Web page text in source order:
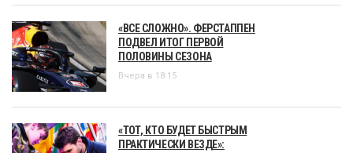
«ВСЕ СЛОЖНО». ФЕРСТАППЕН
ПОДВЕЛ ИТОГ ПЕРВОЙ
ПОЛОВИНЫ СЕЗОНА
Вчера в 18:15
«ТОТ, КТО БУДЕТ БЫСТРЫМ
ПРАКТИЧЕСКИ ВЕЗДЕ»: